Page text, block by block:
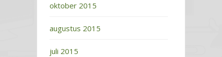
oktober 2015
augustus 2015
juli 2015